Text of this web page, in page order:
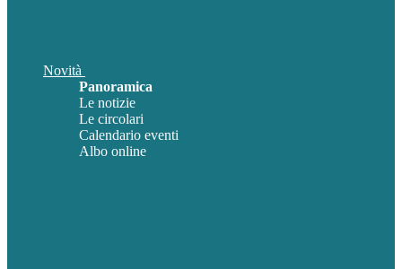
Novità
Panoramica
Le notizie
Le circolari
Calendario eventi
Albo online